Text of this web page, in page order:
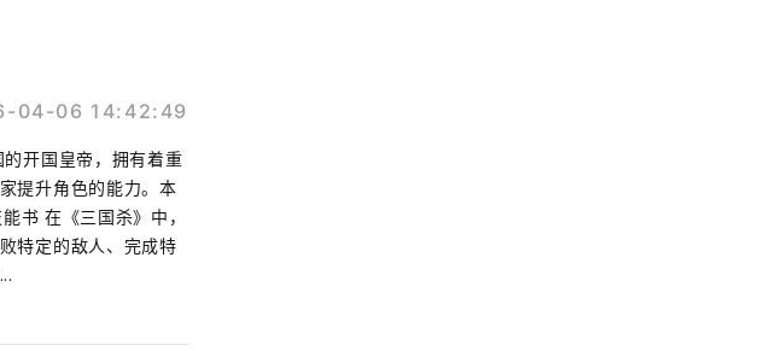
04-06 14:42:49
开国皇帝，拥有着重
提升角色的能力。本
书 在《三国杀》中，
特定的敌人、完成特